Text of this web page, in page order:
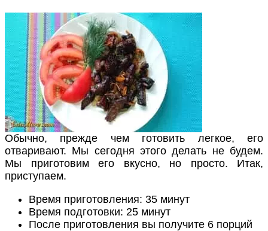
Обычно, прежде чем готовить легкое, его
отваривают. Мы сегодня этого делать не будем.
Мы приготовим его вкусно, но просто. Итак,
приступаем.
Время приготовления: 35 минут
Время подготовки: 25 минут
После приготовления вы получите 6 порций